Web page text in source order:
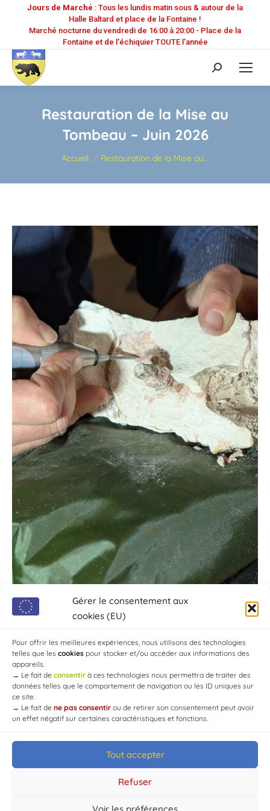
Gérer le consentement aux
cookies (EU)
Pour offrir les meilleures expériences, nous utilisons des technologies
telles que les cookies pour stocker et/ou accéder aux informations des
appareils.
→ Le fait de consentir à ces technologies nous permettra de traiter des
données telles que le comportement de navigation ou les ID uniques sur
ce site.
→ Le fait de ne pas consentir ou de retirer son consentement peut avoir
un effet négatif sur certaines caractéristiques et fonctions.
Tout accepter
Refuser
Voir les préférences
Jours de Marché : Tous les lundis matin sous & autour de la
Halle Baltard et place de la Fontaine !
Marché nocturne du vendredi de 16:00 à 20:00 - Place de la
Fontaine et de l'échiquier TOUTE l'année
Recherche
:
Restauration de la Mise au
Tombeau – Juin 2026
Vous êtes ici :
Accueil Restauration de la Mise au…
© Mairie de Chaource [2004-2024] | Tous droits réservés.
Developed byWEB3-DESIGN